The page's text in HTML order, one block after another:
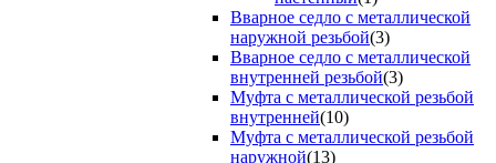
Вварное седло с металлической
наружной резьбой(3)
Вварное седло с металлической
внутренней резьбой(3)
Муфта с металлической резьбой
внутренней(10)
Муфта с металлической резьбой
наружной(13)